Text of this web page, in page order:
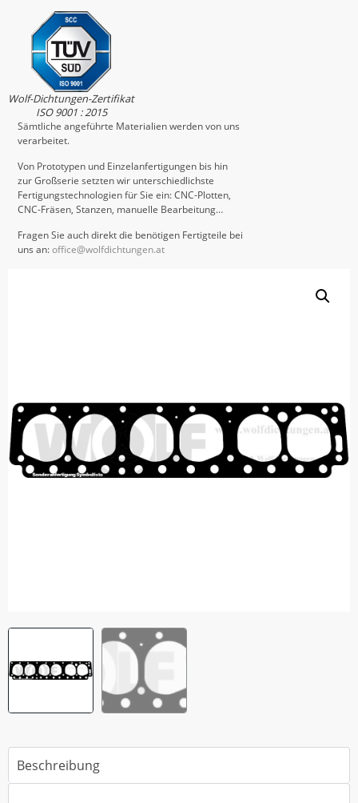
Wolf-Dichtungen-Zertifikat
ISO 9001 : 2015
Sämtliche angeführte Materialien werden von uns
verarbeitet.
Von Prototypen und Einzelanfertigungen bis hin
zur Großserie setzten wir unterschiedlichste
Fertigungstechnologien für Sie ein: CNC-Plotten,
CNC-Fräsen, Stanzen, manuelle Bearbeitung…
Fragen Sie auch direkt die benötigen Fertigteile bei
uns an:office@wolfdichtungen.at
Beschreibung